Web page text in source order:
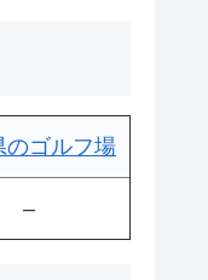
のゴルフ場
–